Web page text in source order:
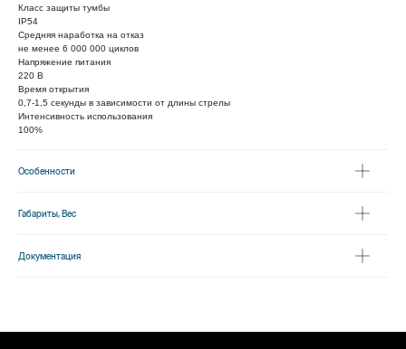
Класс защиты тумбы
IP54
Средняя наработка на отказ
не менее 6 000 000 циклов
Напряжение питания
220 В
Время открытия
0,7-1,5 секунды в зависимости от длины стрелы
Интенсивность использования
100%
Особенности
Габариты, Вес
Документация